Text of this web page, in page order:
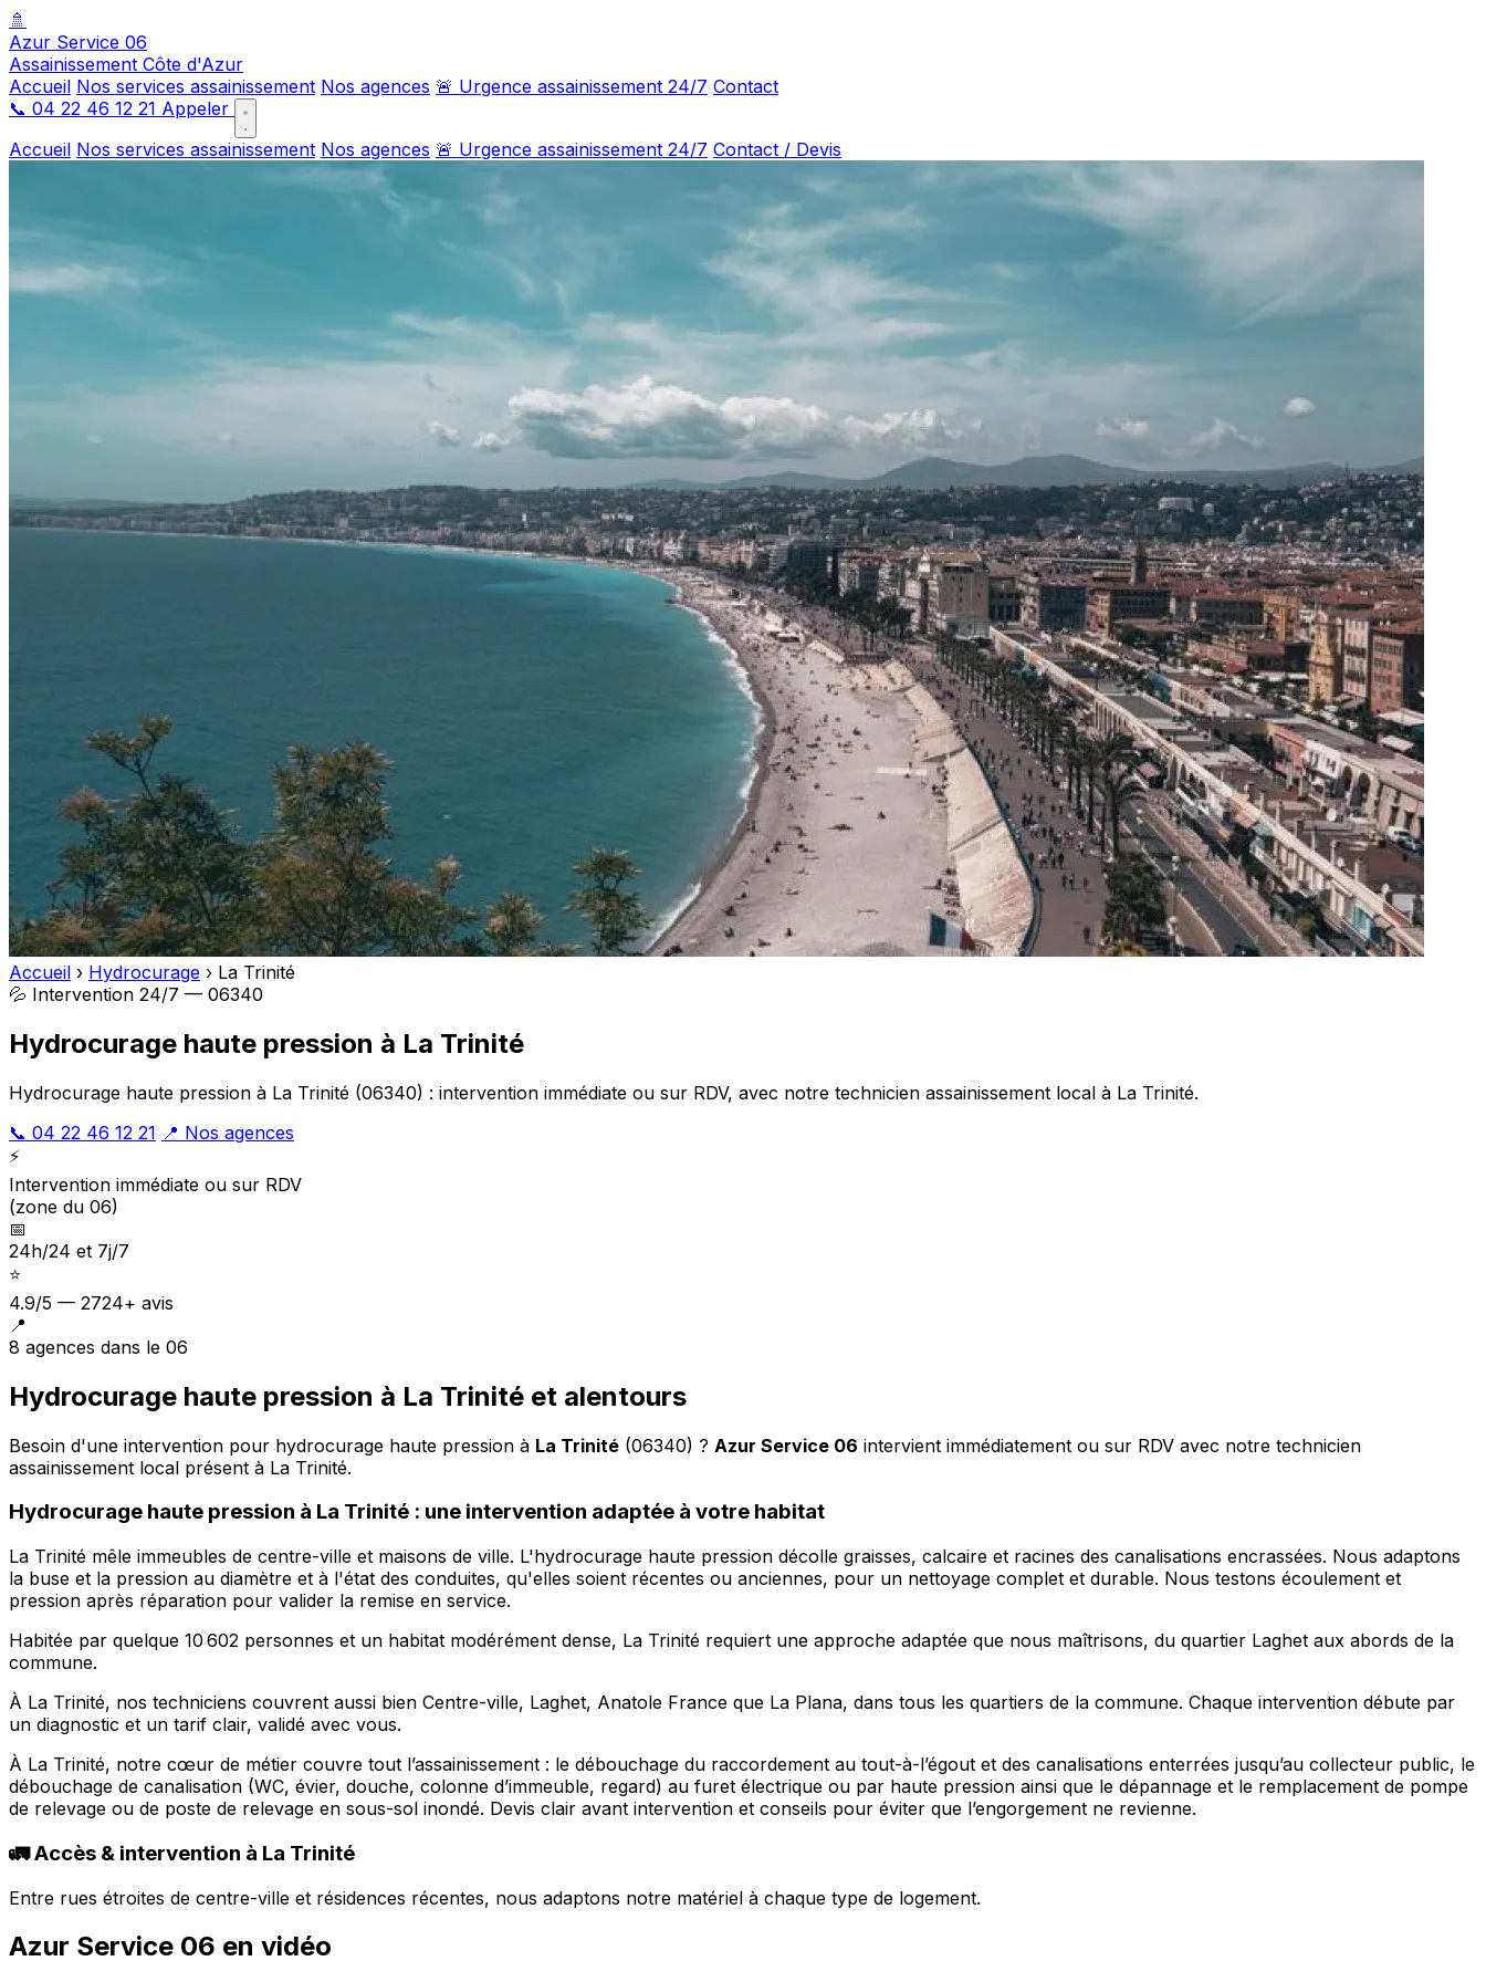
🚿
Azur Service 06
Assainissement Côte d'Azur
Accueil Nos services assainissement Nos agences 🚨 Urgence assainissement 24/7 Contact
📞 04 22 46 12 21 Appeler
Accueil Nos services assainissement Nos agences 🚨 Urgence assainissement 24/7 Contact / Devis
Accueil › Hydrocurage › La Trinité
💦 Intervention 24/7 — 06340
Hydrocurage haute pression à La Trinité
Hydrocurage haute pression à La Trinité (06340) : intervention immédiate ou sur RDV, avec notre technicien assainissement local à La Trinité.
📞 04 22 46 12 21 📍 Nos agences
⚡
Intervention immédiate ou sur RDV
(zone du 06)
📅
24h/24 et 7j/7
⭐
4.9/5 — 2724+ avis
📍
8 agences dans le 06
Hydrocurage haute pression à La Trinité et alentours
Besoin d'une intervention pour hydrocurage haute pression à La Trinité (06340) ? Azur Service 06 intervient immédiatement ou sur RDV avec notre technicien
assainissement local présent à La Trinité.
Hydrocurage haute pression à La Trinité : une intervention adaptée à votre habitat
La Trinité mêle immeubles de centre-ville et maisons de ville. L'hydrocurage haute pression décolle graisses, calcaire et racines des canalisations encrassées. Nous adaptons
la buse et la pression au diamètre et à l'état des conduites, qu'elles soient récentes ou anciennes, pour un nettoyage complet et durable. Nous testons écoulement et
pression après réparation pour valider la remise en service.
Habitée par quelque 10 602 personnes et un habitat modérément dense, La Trinité requiert une approche adaptée que nous maîtrisons, du quartier Laghet aux abords de la
commune.
À La Trinité, nos techniciens couvrent aussi bien Centre-ville, Laghet, Anatole France que La Plana, dans tous les quartiers de la commune. Chaque intervention débute par
un diagnostic et un tarif clair, validé avec vous.
À La Trinité, notre cœur de métier couvre tout l’assainissement : le débouchage du raccordement au tout-à-l’égout et des canalisations enterrées jusqu’au collecteur public, le
débouchage de canalisation (WC, évier, douche, colonne d’immeuble, regard) au furet électrique ou par haute pression ainsi que le dépannage et le remplacement de pompe
de relevage ou de poste de relevage en sous-sol inondé. Devis clair avant intervention et conseils pour éviter que l’engorgement ne revienne.
🚛 Accès & intervention à La Trinité
Entre rues étroites de centre-ville et résidences récentes, nous adaptons notre matériel à chaque type de logement.
Azur Service 06 en vidéo